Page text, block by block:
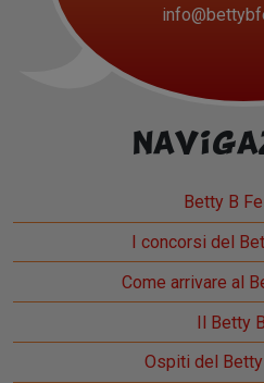
Betty B
I concorsi del
Come arrivare al
Il Betty
Ospiti del